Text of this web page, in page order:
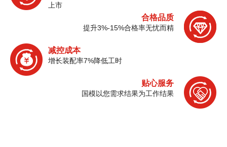
上市
合格品质
提升3%-15%合格率无忧而精
减控成本
增长装配率7%降低工时
贴心服务
国模以您需求结果为工作结果